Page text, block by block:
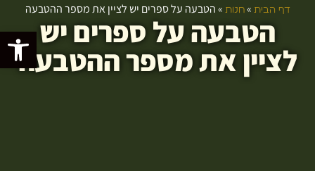
פתח
דף הבית »חנות »הטבעה על ספרים יש לציין את מספר ההטבעה
הטבעה על ספרים יש
לציין את מספר ההטבעה